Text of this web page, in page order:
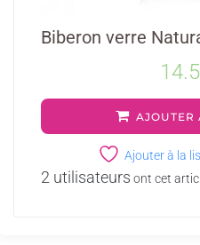
Biberon verre
AJOUTER
Ajouter à la
2 utilisateurs ont cet